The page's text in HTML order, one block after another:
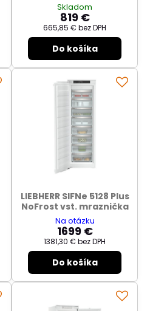
Skladom
819 €
665,85 € bez DPH
Do košíka
LIEBHERR SIFNe 5128 Plus
NoFrost vst. mraznička
Na otázku
1699 €
1381,30 € bez DPH
Do košíka